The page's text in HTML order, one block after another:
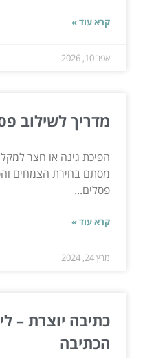
קרא עוד »
אפר 10, 2026
מדריך לשילוב
הפיכת גינה או חצר
מסתם בחירת הצמחים
פסלים...
קרא עוד »
מרץ 24, 2024
כתיבה יוצרת –
הכתיבה